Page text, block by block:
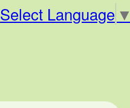
Select Language ▼